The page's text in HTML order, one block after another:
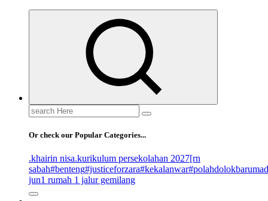
Search
for:
Or check our Popular Categories...
.khairin nisa.kurikulum persekolahan 2027[rn
sabah#benteng#justiceforzara#kekalanwar
jun1 rumah 1 jalur gemilang